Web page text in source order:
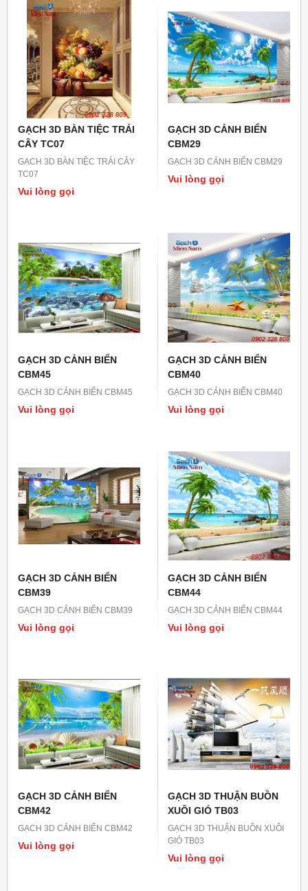
GẠCH 3D BÀN TIỆC TRÁI
CÂY TC07
GẠCH 3D BÀN TIỆC TRÁI CÂY
TC07
Vui lòng gọi
GẠCH 3D CẢNH BIỂN
CBM29
GẠCH 3D CẢNH BIỂN CBM29
Vui lòng gọi
GẠCH 3D CẢNH BIỂN
CBM45
GẠCH 3D CẢNH BIỂN CBM45
Vui lòng gọi
GẠCH 3D CẢNH BIỂN
CBM40
GẠCH 3D CẢNH BIỂN CBM40
Vui lòng gọi
GẠCH 3D CẢNH BIỂN
CBM39
GẠCH 3D CẢNH BIỂN CBM39
Vui lòng gọi
GẠCH 3D CẢNH BIỂN
CBM44
GẠCH 3D CẢNH BIỂN CBM44
Vui lòng gọi
GẠCH 3D CẢNH BIỂN
CBM42
GẠCH 3D CẢNH BIỂN CBM42
Vui lòng gọi
GẠCH 3D THUẬN BUỒN
XUÔI GIÓ TB03
GẠCH 3D THUẬN BUỒN XUÔI
GIÓ TB03
Vui lòng gọi